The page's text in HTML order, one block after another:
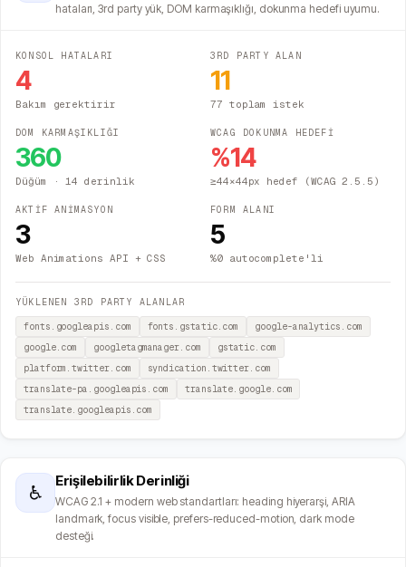
hataları, 3rd party yük, DOM karmaşıklığı, dokunma hedefi uyumu.
KONSOL HATALARI
4
Bakım gerektirir
3RD PARTY ALAN
11
77 toplam istek
DOM KARMAŞIKLIĞI
360
Düğüm · 14 derinlik
WCAG DOKUNMA HEDEFİ
%14
≥44×44px hedef (WCAG 2.5.5)
AKTİF ANİMASYON
3
Web Animations API + CSS
FORM ALANI
5
%0 autocomplete'li
YÜKLENEN 3RD PARTY ALANLAR
fonts.googleapis.com fonts.gstatic.com
google-analytics.com
google.com
googletagmanager.com
gstatic.com
platform.twitter.com
syndication.twitter.com
translate-pa.googleapis.com
translate.google.com
translate.googleapis.com
♿
Erişilebilirlik Derinliği
WCAG 2.1 + modern web standartları: heading hiyerarşi, ARIA
landmark, focus visible, prefers-reduced-motion, dark mode
desteği.